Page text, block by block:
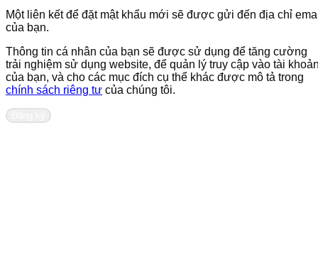
Một liên kết để đặt mật khẩu mới sẽ được gửi đến địa chỉ
của bạn.
Thông tin cá nhân của bạn sẽ được sử dụng để tăng cường
trải nghiệm sử dụng website, để quản lý truy cập vào tài
của bạn, và cho các mục đích cụ thể khác được mô tả trong
chính sách riêng tư của chúng tôi.